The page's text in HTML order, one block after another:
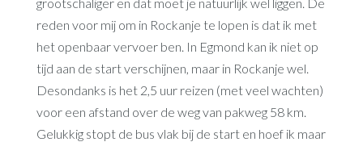
reden voor mij om in Rockanje te lopen is dat ik met
het openbaar vervoer ben. In Egmond kan ik niet op
tijd aan de start verschijnen, maar in Rockanje wel.
Desondanks is het 2,5 uur reizen (met veel wachten)
voor een afstand over de weg van pakweg 58 km.
Gelukkig stopt de bus vlak bij de start en hoef ik maar